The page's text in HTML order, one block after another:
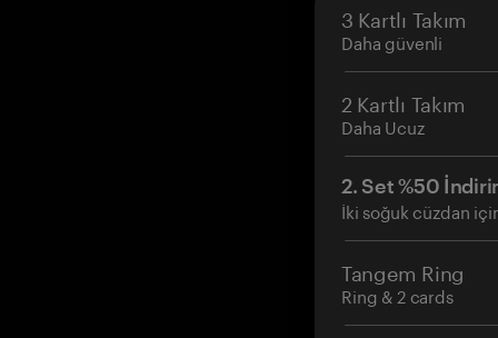
3 Kartlı Takım
Daha güvenli
2 Kartlı Takım
Daha Ucuz
2. Set %50
İki soğuk cüzdan
Tangem Ring
Ring & 2 cards